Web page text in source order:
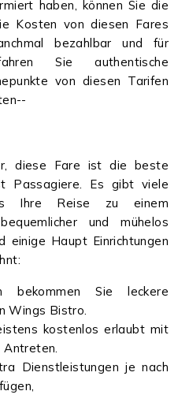
haben, können Sie die
Kosten von diesen Fares
bezahlbar und für
Sie authentische
von diesen Tarifen
diese Fare ist die beste
Passagiere. Es gibt viele
Ihre Reise zu einem
und mühelos
einige Haupt Einrichtungen
bekommen Sie leckere
Wings Bistro.
kostenlos erlaubt mit
Dienstleistungen je nach